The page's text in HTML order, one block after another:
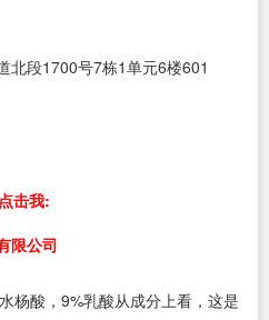
北段1700号7栋1单元6楼601
点击我:
限公司
杨酸，9%乳酸从成分上看，这是